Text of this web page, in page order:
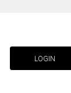
LOGIN